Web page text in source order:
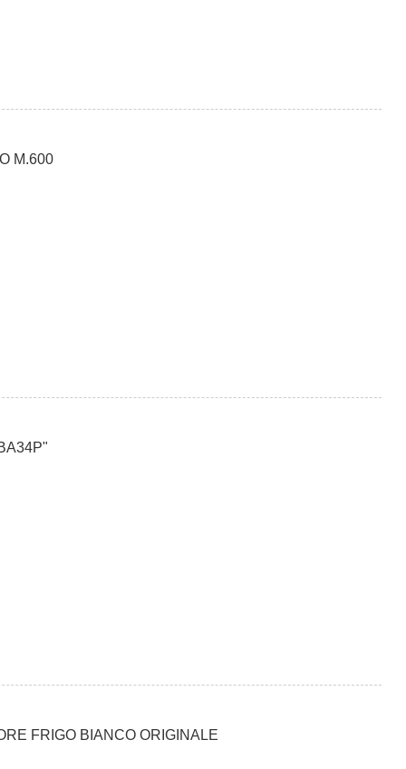
M.600
FRIGO BIANCO ORIGINALE